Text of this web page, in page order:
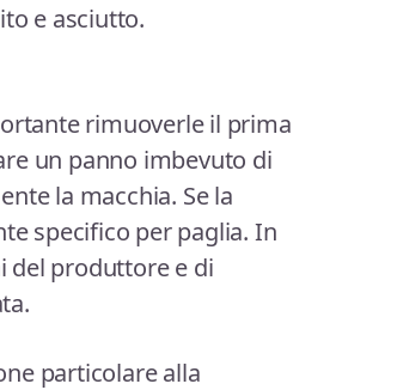
e asciutto.
rimuoverle il prima
un panno imbevuto di
la macchia. Se la
specifico per paglia. In
del produttore e di
particolare alla